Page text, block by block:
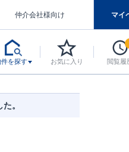
仲介会社様向け マイ
を探す お気に入り 閲覧履
。